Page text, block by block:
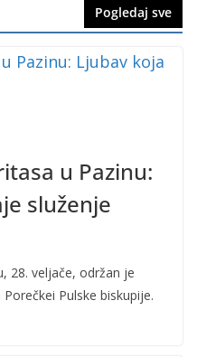
Pogledaj sve
u Pazinu:
služenje
28. veljače, održan je
Pulske biskupije.